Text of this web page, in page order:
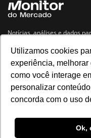
Utilizamos cookies
experiência,
como você interage
personalizar
concorda com o uso
Ok,
Notícias, análises e dados
Navegue no site
Últimas notícias Quem
Política de privacidade